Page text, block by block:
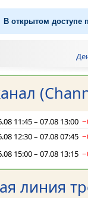
В открытом доступе
11:45 – 07.08 13:00
12:30 – 07.08 07:45
15:00 – 07.08 13:15
линия